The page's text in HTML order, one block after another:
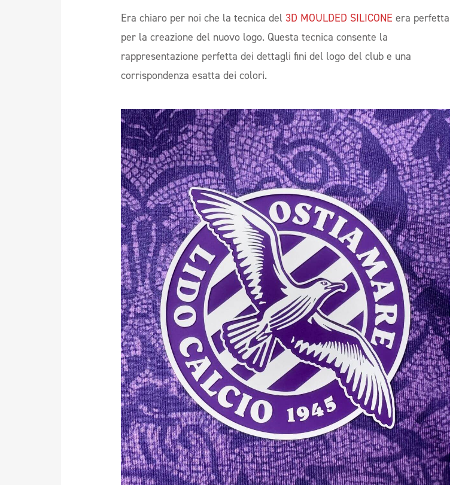
Era chiaro per noi che la tecnica del 3D MOULDED SILICONE era perfetta
per la creazione del nuovo logo. Questa tecnica consente la
rappresentazione perfetta dei dettagli fini del logo del club e una
corrispondenza esatta dei colori.